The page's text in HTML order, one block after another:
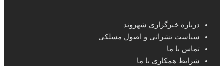
درباره خبرگزاری شهروند
سیاست نشراتی و اصول مسلکی
تماس با ما
شرایط همکاری با ما